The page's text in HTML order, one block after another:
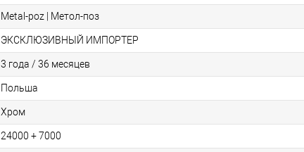
Metal-poz | Метол-поз
ЭКСКЛЮЗИВНЫЙ ИМПОРТЕР
3 года / 36 месяцев
Польша
Хром
24000 + 7000